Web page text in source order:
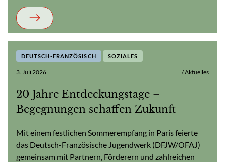
DEUTSCH-FRANZÖSISCH SOZIALES
3. Juli 2026 / Aktuelles
20 Jahre Entdeckungstage –
Begegnungen schaffen Zukunft
Mit einem festlichen Sommerempfang in Paris feierte
das Deutsch-Französische Jugendwerk (DFJW/OFAJ)
gemeinsam mit Partnern, Förderern und zahlreichen